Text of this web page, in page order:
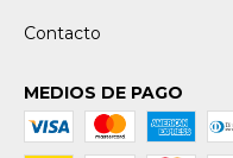
Contacto
MEDIOS DE PAGO